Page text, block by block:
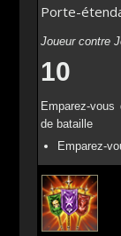
Porte-
Joueur contre
10
Emparez-
de bataille
Emparez-